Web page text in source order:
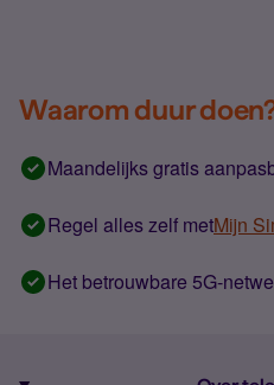
Waarom duur
Maandelijks gratis
Regel alles zelf metMijn
Het betrouwbare 5G-